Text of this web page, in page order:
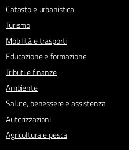
Catasto e urbanistica
Turismo
Mobilità e trasporti
Educazione e formazione
Tributi e finanze
Ambiente
Salute, benessere e assistenza
Autorizzazioni
Agricoltura e pesca